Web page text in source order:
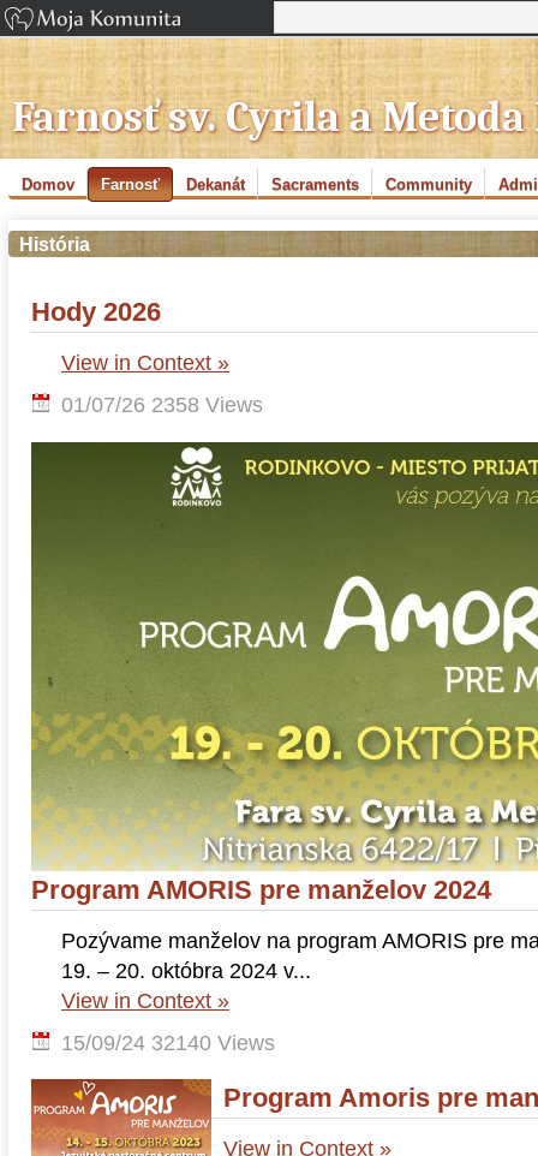
Farnosť sv. Cyrila a
Domov Farnosť Dekanát Sacraments Community
História
Hody 2026
View in Context »
01/07/26 2358 Views
Program AMORIS pre manželov 2024
Pozývame manželov na program AMORIS pre
19. – 20. októbra 2024 v...
View in Context »
15/09/24 32140 Views
Program Amoris pre
View in Context »